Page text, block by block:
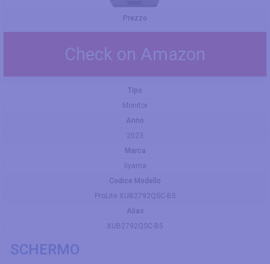
Prezzo
Check on Amazon
Tipo
Monitor
Anno
2023
Marca
Iiyama
Codice Modello
ProLite XUB2792QSC-B5
Alias
XUB2792QSC-B5
SCHERMO